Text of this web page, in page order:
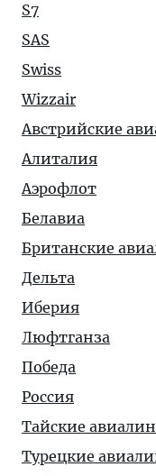
S7
SAS
Swiss
Wizzair
Австрийские
Алиталия
Аэрофлот
Белавиа
Британские
Дельта
Иберия
Люфтганза
Победа
Россия
Тайские
Турецкие